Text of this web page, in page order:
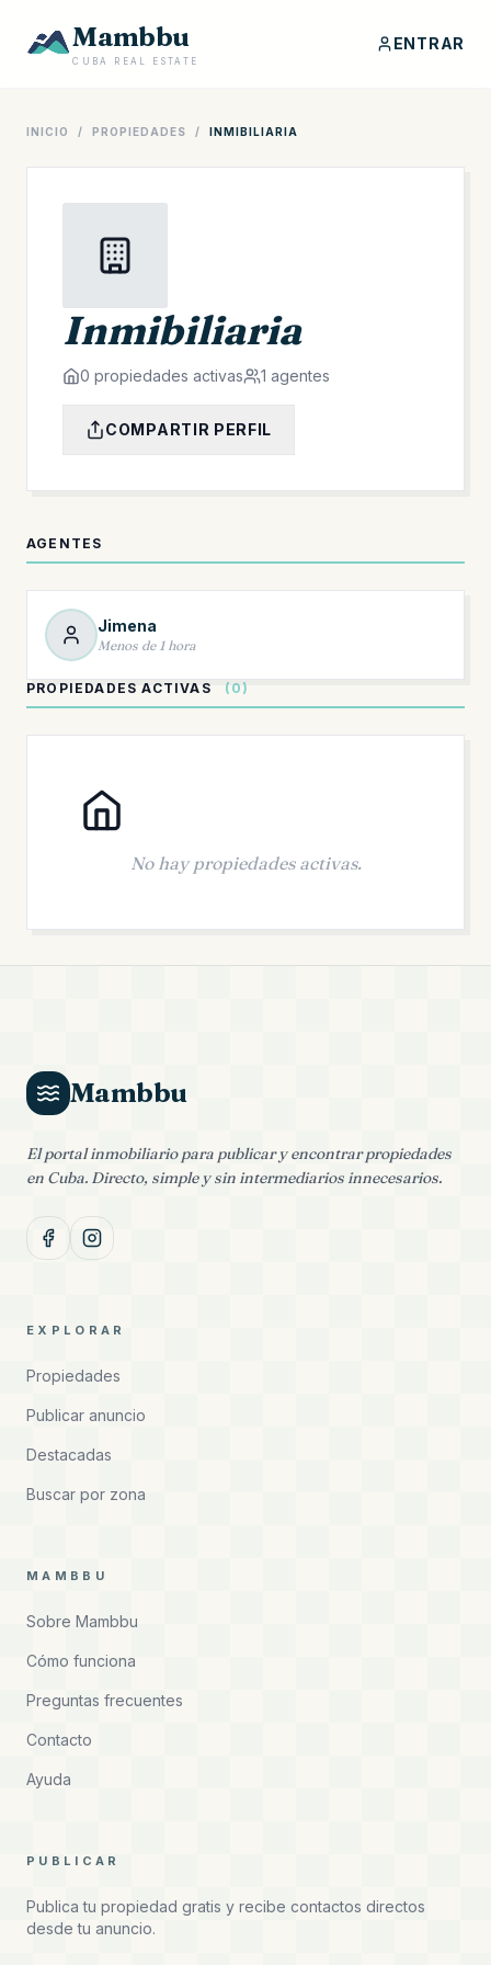
Mambbu
CUBA REAL ESTATE
ENTRAR
INICIO / PROPIEDADES / INMIBILIARIA
Inmibiliaria
0 propiedades activas 1 agentes
COMPARTIR PERFIL
AGENTES
Jimena
Menos de 1 hora
PROPIEDADES ACTIVAS (0)
No hay propiedades activas.
Mambbu
El portal inmobiliario para publicar y encontrar propiedades
en Cuba. Directo, simple y sin intermediarios innecesarios.
EXPLORAR
Propiedades
Publicar anuncio
Destacadas
Buscar por zona
MAMBBU
Sobre Mambbu
Cómo funciona
Preguntas frecuentes
Contacto
Ayuda
PUBLICAR
Publica tu propiedad gratis y recibe contactos directos
desde tu anuncio.